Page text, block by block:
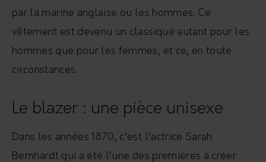
par la marine anglaise ou les hommes. Ce
vêtement est devenu un classique autant pour les
hommes que pour les femmes, et ce, en toute
circonstances.
Le blazer : une pièce unisexe
Dans les années 1870, c’est l’actrice Sarah
Bernhardt qui a été l’une des premières à créer